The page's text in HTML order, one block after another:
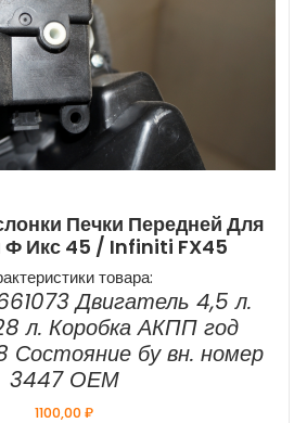
Печки Передней Для
Икс 45 / Infiniti FX45
товара:
Двигатель 4,5 л.
л. Коробка АКПП год
Состояние бу вн. номер
3447 ОЕМ
1100,00₽